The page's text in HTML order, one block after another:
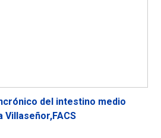
del intestino medio
Villaseñor,FACS